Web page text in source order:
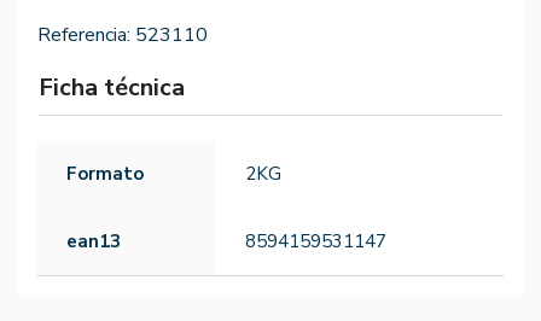
Referencia: 523110
Ficha técnica
Formato 2KG
ean13 8594159531147